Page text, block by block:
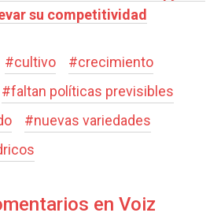
su competitividad
#cultivo #crecimiento
#faltan políticas previsibles
#nuevas variedades
en Voiz